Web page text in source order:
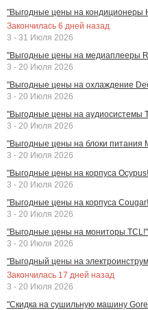
"Выгодные цены на кондиционеры
Закончилась 6 дней назад
3 - 31 Июля 2026
"Выгодные цены на медиаплееры
3 - 20 Июля 2026
"Выгодные цены на охлаждение
3 - 20 Июля 2026
"Выгодные цены на аудиосистемы
3 - 20 Июля 2026
"Выгодные цены на блоки питания
3 - 20 Июля 2026
"Выгодные цены на корпуса
3 - 20 Июля 2026
"Выгодные цены на корпуса
3 - 20 Июля 2026
"Выгодные цены на мониторы TCL!"
3 - 20 Июля 2026
"Выгодный цены на
Закончилась 17 дней назад
3 - 20 Июля 2026
"Скидка на сушильную машину